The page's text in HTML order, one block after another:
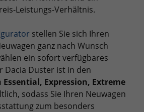
Leistungs-Verhältnis.
stellen Sie sich Ihren
ganz nach Wunsch
ein sofort verfügbares
Dacia Duster ist in den
Essential, Expression, Extreme
sodass Sie Ihren Neuwagen
zum besonders